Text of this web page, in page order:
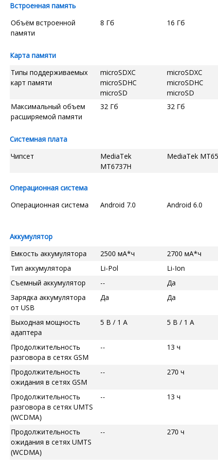
Встроенная память
Объём встроенной
памяти
8 Гб 16 Гб
Карта памяти
Типы поддерживаемых
карт памяти
microSDXC
microSDHC
microSD
microSDXC
microSDHC
microSD
Максимальный объем
расширяемой памяти
32 Гб 32 Гб
Системная плата
Чипсет
MediaTek
MT6737H
MediaTek
Операционная система
Операционная система
Android 7.0 Android 6.0
Аккумулятор
Емкость аккумулятора
2500 мА*ч
2700 мА*ч
Тип аккумулятора
Li-Pol
Li-Ion
Съемный аккумулятор
--
Да
Зарядка аккумулятора
от USB
Да Да
Выходная мощность
адаптера
5 В / 1 А 5 В / 1 А
Продолжительность
разговора в сетях GSM
-- 13 ч
Продолжительность
ожидания в сетях GSM
-- 270 ч
Продолжительность
разговора в сетях UMTS
(WCDMA)
-- 13 ч
Продолжительность
ожидания в сетях UMTS
(WCDMA)
-- 270 ч